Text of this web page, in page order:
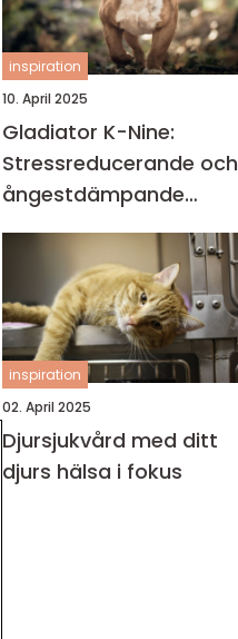
inspiration
10. April 2025
Gladiator K-Nine:
Stressreducerande och
ångestdämpande
hundhalsband
inspiration
02. April 2025
Djursjukvård med ditt
djurs hälsa i fokus